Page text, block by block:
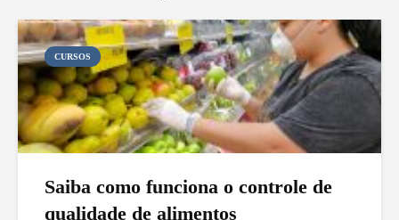
CURSOS
Saiba como funciona o controle de
qualidade de alimentos